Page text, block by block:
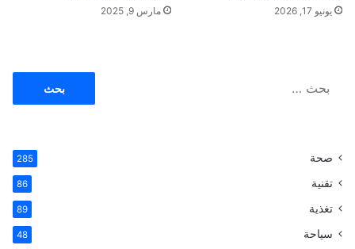
يونيو 17, 2026 مارس 9, 2025
صحة 285
تقنية 86
تغذية 89
سياحة 48